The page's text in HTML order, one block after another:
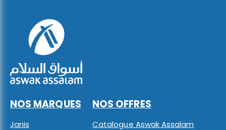
NOS MARQUES
Janis
NOS OFFRES
Catalogue Aswak Assalam